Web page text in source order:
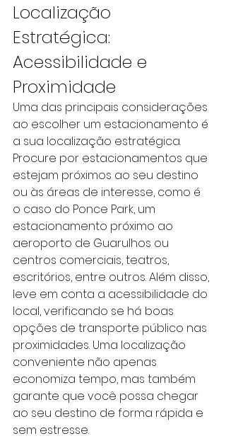
Localização
Estratégica:
Acessibilidade e
Proximidade
Uma das principais considerações
ao escolher um estacionamento é
a sua localização estratégica.
Procure por estacionamentos que
estejam próximos ao seu destino
ou às áreas de interesse, como é
o caso do Ponce Park, um
estacionamento próximo ao
aeroporto de Guarulhos ou
centros comerciais, teatros,
escritórios, entre outros. Além disso,
leve em conta a acessibilidade do
local, verificando se há boas
opções de transporte público nas
proximidades. Uma localização
conveniente não apenas
economiza tempo, mas também
garante que você possa chegar
ao seu destino de forma rápida e
sem estresse.